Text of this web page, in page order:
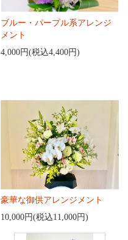
ブルー・パープル系アレンジ
メント
4,000円(税込4,400円)
豪華な御供アレンジメント
10,000円(税込11,000円)